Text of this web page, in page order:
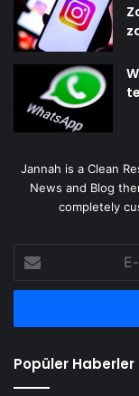
Jannah is a Clean
News and Blog
completely
posta
adresinizi
Popüler Haberler